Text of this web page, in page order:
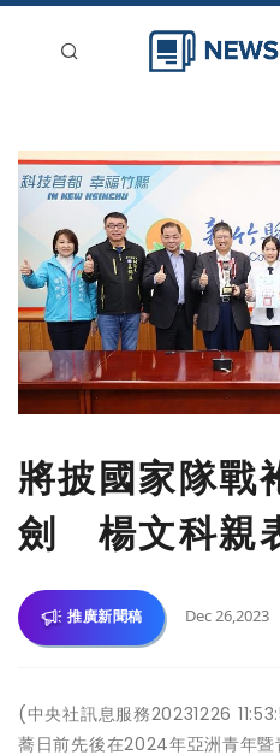
新聞稿分類
刊登
將披國家隊戰
劍 楊文科親
推廣新聞稿 Dec 26,2023
(中央社訊息服務20231226
蕎日前先後在2024年亞洲青年